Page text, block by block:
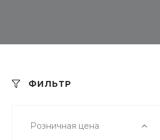
ФИЛЬТР
Розничная цена